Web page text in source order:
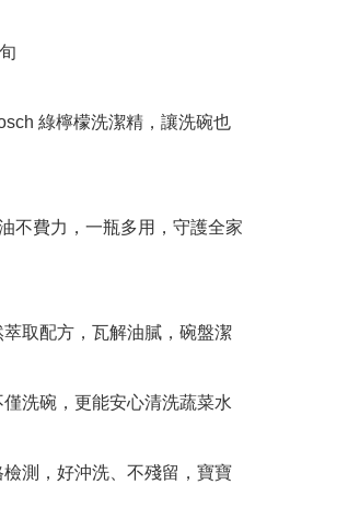
綠檸檬洗潔精，讓洗碗也
不費力，一瓶多用，守護全家
取配方，瓦解油膩，碗盤潔
洗碗，更能安心清洗蔬菜水
測，好沖洗、不殘留，寶寶